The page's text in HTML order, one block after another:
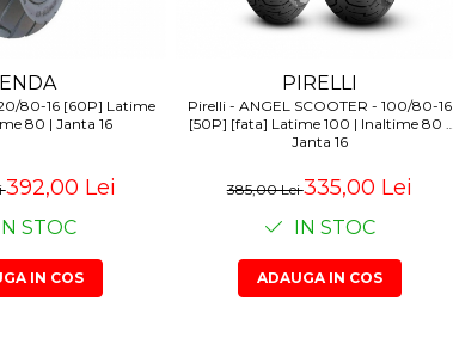
80-16 [60P] Latime
80 | Janta 16
392,00 Lei
STOC
IN COS
PIRELLI
Pirelli - ANGEL SCOOTER - 100/80-16
[50P] [fata] Latime 100 | Inaltime 80 |
Janta 16
385,00 Lei335,00 Lei
IN STOC
ADAUGA IN COS